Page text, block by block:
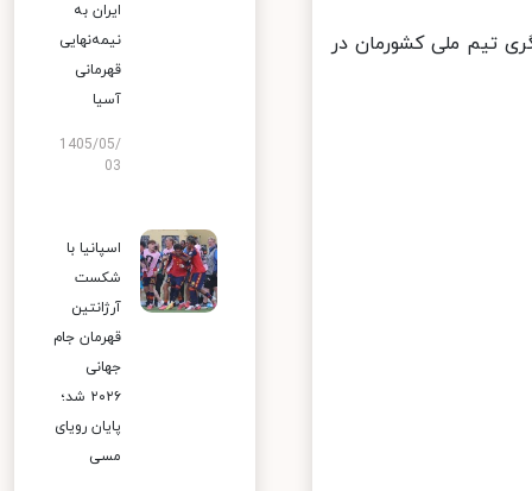
داشت و ۲ بار سابقه مربیگری تیم ملی کشورمان در
ایران به
نیمه‌نهایی
قهرمانی
آسیا
1405/05/
03
اسپانیا با
شکست
آرژانتین
قهرمان جام
جهانی
۲۰۲۶ شد؛
پایان رویای
مسی